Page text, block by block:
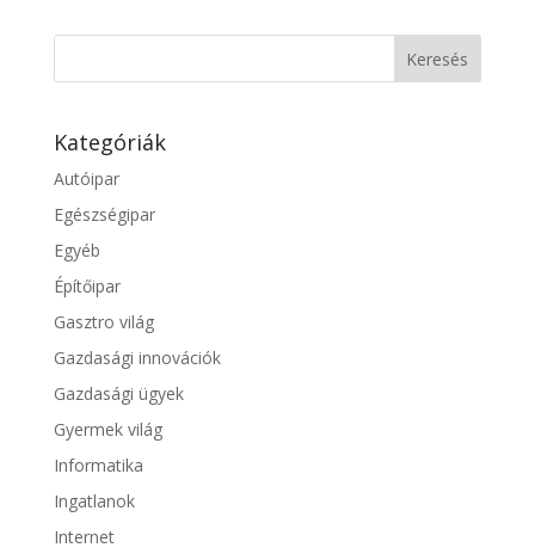
Kategóriák
Autóipar
Egészségipar
Egyéb
Építőipar
Gasztro világ
Gazdasági innovációk
Gazdasági ügyek
Gyermek világ
Informatika
Ingatlanok
Internet